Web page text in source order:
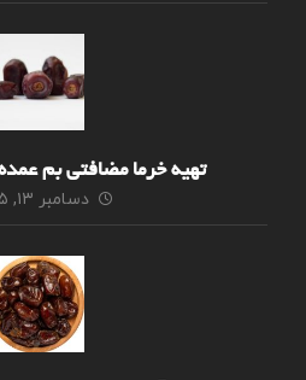
تهیه خرما مضافتی بم
دسامبر ۱۳, ۲۰۲۵